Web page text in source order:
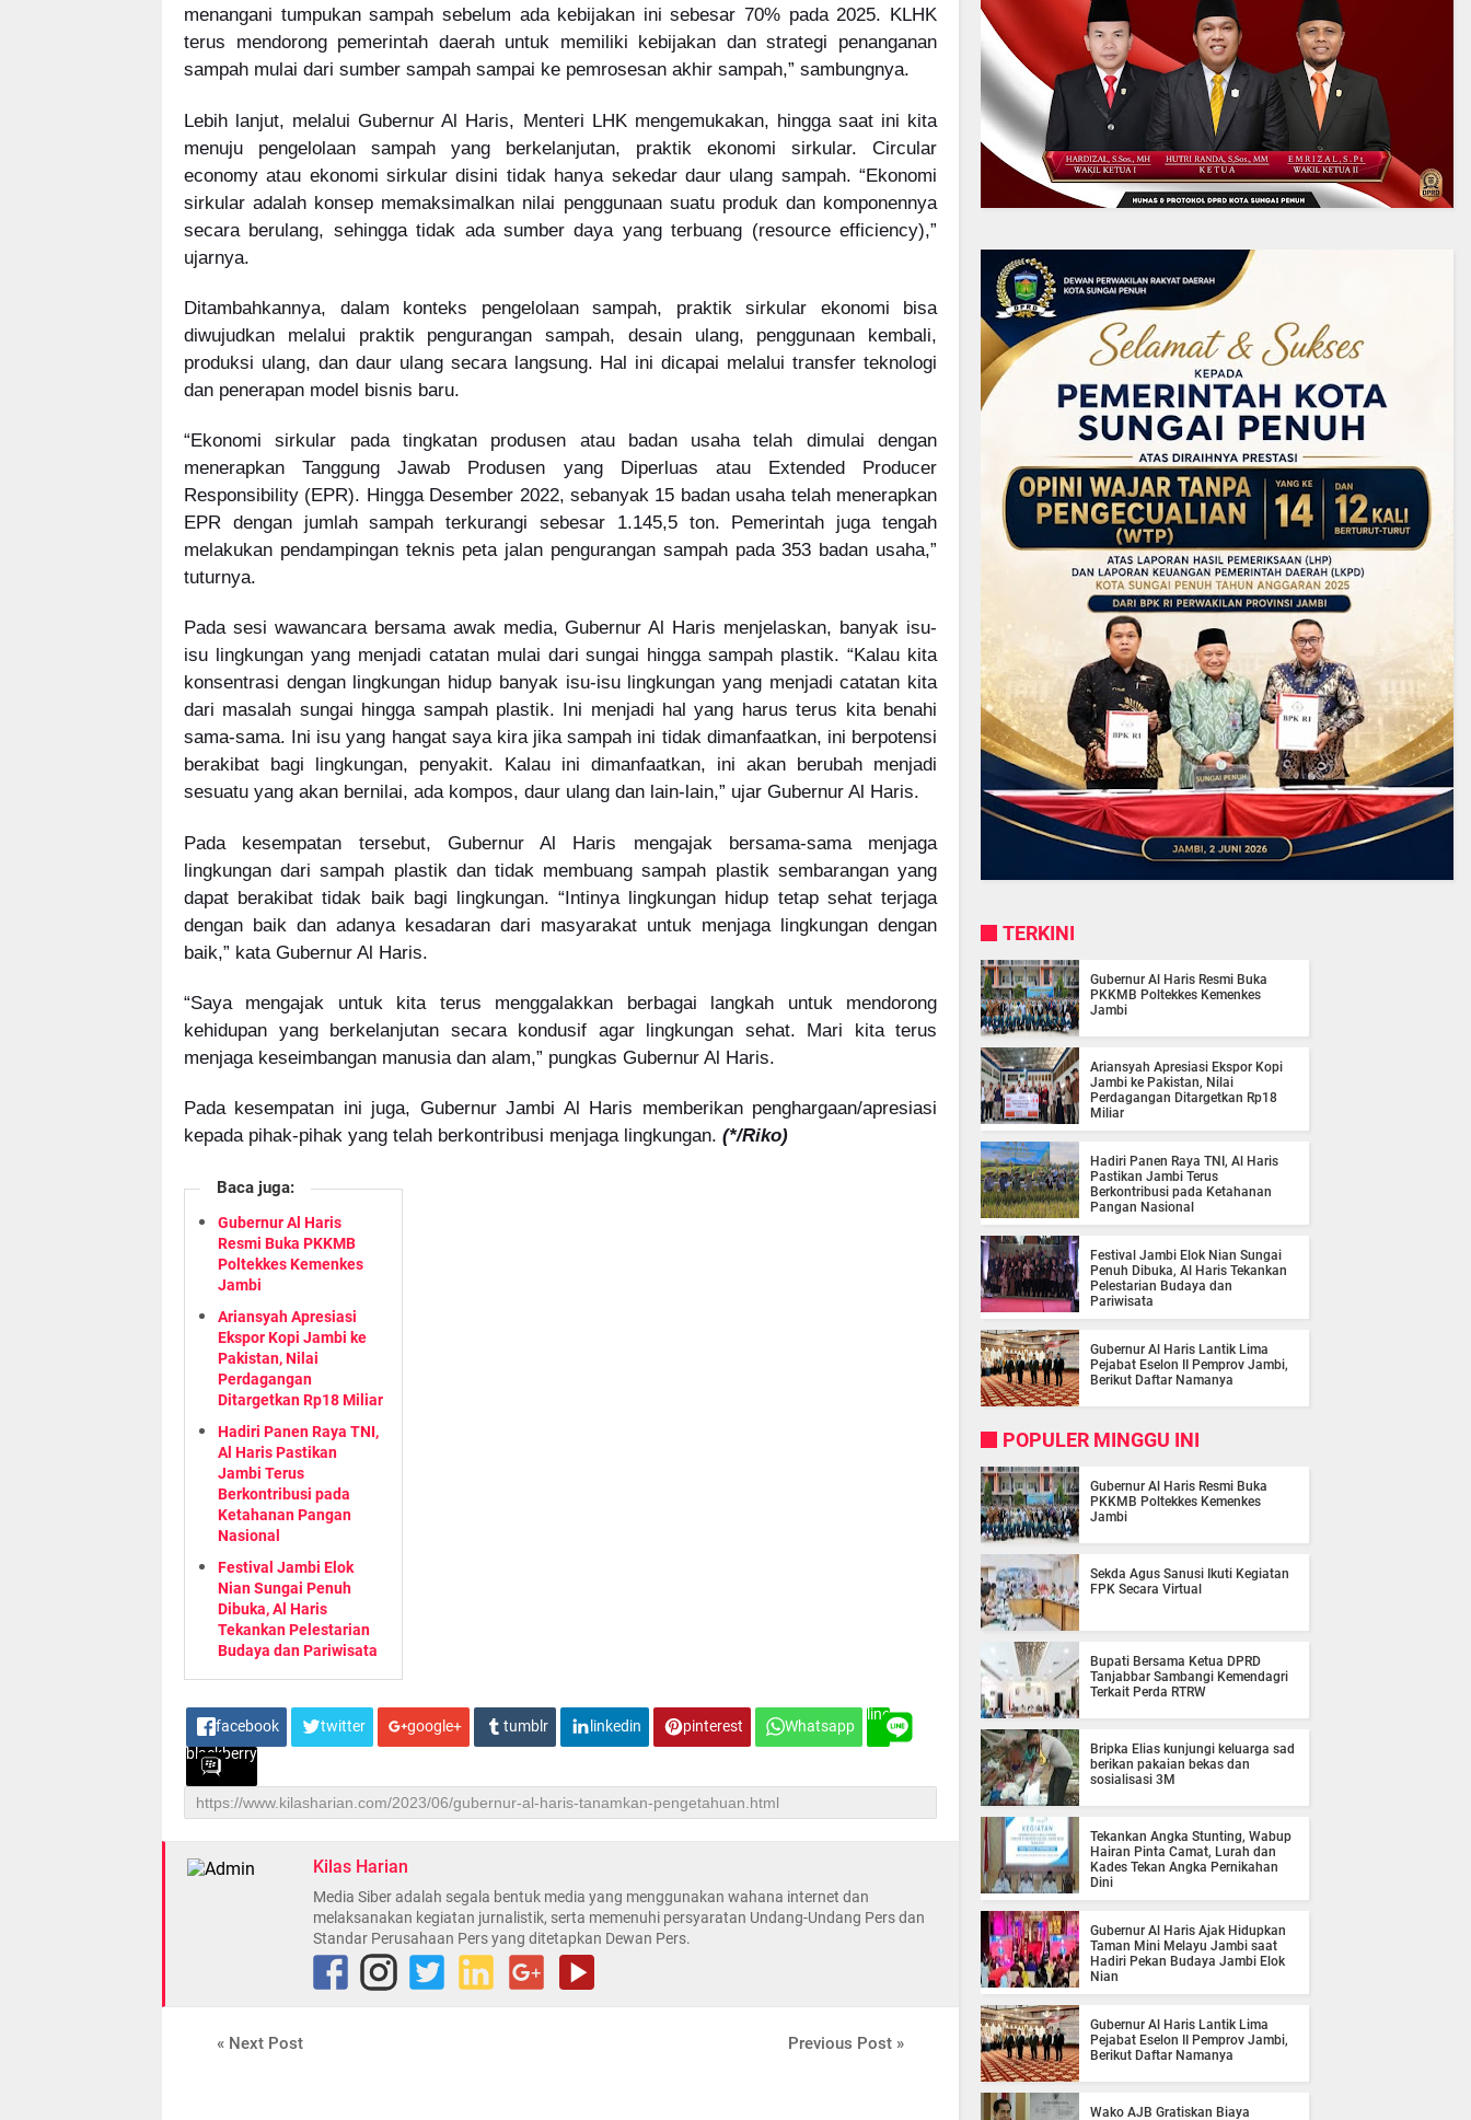
menangani tumpukan sampah sebelum ada kebijakan ini sebesar 70% pada 2025. KLHK
terus mendorong pemerintah daerah untuk memiliki kebijakan dan strategi penanganan
sampah mulai dari sumber sampah sampai ke pemrosesan akhir sampah,” sambungnya.
Lebih lanjut, melalui Gubernur Al Haris, Menteri LHK mengemukakan, hingga saat ini kita
menuju pengelolaan sampah yang berkelanjutan, praktik ekonomi sirkular. Circular
economy atau ekonomi sirkular disini tidak hanya sekedar daur ulang sampah. “Ekonomi
sirkular adalah konsep memaksimalkan nilai penggunaan suatu produk dan komponennya
secara berulang, sehingga tidak ada sumber daya yang terbuang (resource efficiency),”
ujarnya.
Ditambahkannya, dalam konteks pengelolaan sampah, praktik sirkular ekonomi bisa
diwujudkan melalui praktik pengurangan sampah, desain ulang, penggunaan kembali,
produksi ulang, dan daur ulang secara langsung. Hal ini dicapai melalui transfer teknologi
dan penerapan model bisnis baru.
“Ekonomi sirkular pada tingkatan produsen atau badan usaha telah dimulai dengan
menerapkan Tanggung Jawab Produsen yang Diperluas atau Extended Producer
Responsibility (EPR). Hingga Desember 2022, sebanyak 15 badan usaha telah menerapkan
EPR dengan jumlah sampah terkurangi sebesar 1.145,5 ton. Pemerintah juga tengah
melakukan pendampingan teknis peta jalan pengurangan sampah pada 353 badan usaha,”
tuturnya.
Pada sesi wawancara bersama awak media, Gubernur Al Haris menjelaskan, banyak isu-
isu lingkungan yang menjadi catatan mulai dari sungai hingga sampah plastik. “Kalau kita
konsentrasi dengan lingkungan hidup banyak isu-isu lingkungan yang menjadi catatan kita
dari masalah sungai hingga sampah plastik. Ini menjadi hal yang harus terus kita benahi
sama-sama. Ini isu yang hangat saya kira jika sampah ini tidak dimanfaatkan, ini berpotensi
berakibat bagi lingkungan, penyakit. Kalau ini dimanfaatkan, ini akan berubah menjadi
sesuatu yang akan bernilai, ada kompos, daur ulang dan lain-lain,” ujar Gubernur Al Haris.
Pada kesempatan tersebut, Gubernur Al Haris mengajak bersama-sama menjaga
lingkungan dari sampah plastik dan tidak membuang sampah plastik sembarangan yang
dapat berakibat tidak baik bagi lingkungan. “Intinya lingkungan hidup tetap sehat terjaga
dengan baik dan adanya kesadaran dari masyarakat untuk menjaga lingkungan dengan
baik,” kata Gubernur Al Haris.
“Saya mengajak untuk kita terus menggalakkan berbagai langkah untuk mendorong
kehidupan yang berkelanjutan secara kondusif agar lingkungan sehat. Mari kita terus
menjaga keseimbangan manusia dan alam,” pungkas Gubernur Al Haris.
Pada kesempatan ini juga, Gubernur Jambi Al Haris memberikan penghargaan/apresiasi
kepada pihak-pihak yang telah berkontribusi menjaga lingkungan. (*/Riko)
Baca juga:
Gubernur Al Haris
Resmi Buka PKKMB
Poltekkes Kemenkes
Jambi
Ariansyah Apresiasi
Ekspor Kopi Jambi ke
Pakistan, Nilai
Perdagangan
Ditargetkan Rp18 Miliar
Hadiri Panen Raya TNI,
Al Haris Pastikan
Jambi Terus
Berkontribusi pada
Ketahanan Pangan
Nasional
Festival Jambi Elok
Nian Sungai Penuh
Dibuka, Al Haris
Tekankan Pelestarian
Budaya dan Pariwisata
facebook twitter google+ tumblr linkedin pinterest Whatsapp
line
blackberry
Kilas Harian
Media Siber adalah segala bentuk media yang menggunakan wahana internet dan
melaksanakan kegiatan jurnalistik, serta memenuhi persyaratan Undang-Undang Pers dan
Standar Perusahaan Pers yang ditetapkan Dewan Pers.
« Next Post Previous Post »
TERKINI
Gubernur Al Haris Resmi Buka
PKKMB Poltekkes Kemenkes
Jambi
Ariansyah Apresiasi Ekspor Kopi
Jambi ke Pakistan, Nilai
Perdagangan Ditargetkan Rp18
Miliar
Hadiri Panen Raya TNI, Al Haris
Pastikan Jambi Terus
Berkontribusi pada Ketahanan
Pangan Nasional
Festival Jambi Elok Nian Sungai
Penuh Dibuka, Al Haris Tekankan
Pelestarian Budaya dan
Pariwisata
Gubernur Al Haris Lantik Lima
Pejabat Eselon II Pemprov Jambi,
Berikut Daftar Namanya
POPULER MINGGU INI
Gubernur Al Haris Resmi Buka
PKKMB Poltekkes Kemenkes
Jambi
Sekda Agus Sanusi Ikuti Kegiatan
FPK Secara Virtual
Bupati Bersama Ketua DPRD
Tanjabbar Sambangi Kemendagri
Terkait Perda RTRW
Bripka Elias kunjungi keluarga sad
berikan pakaian bekas dan
sosialisasi 3M
Tekankan Angka Stunting, Wabup
Hairan Pinta Camat, Lurah dan
Kades Tekan Angka Pernikahan
Dini
Gubernur Al Haris Ajak Hidupkan
Taman Mini Melayu Jambi saat
Hadiri Pekan Budaya Jambi Elok
Nian
Gubernur Al Haris Lantik Lima
Pejabat Eselon II Pemprov Jambi,
Berikut Daftar Namanya
Wako AJB Gratiskan Biaya